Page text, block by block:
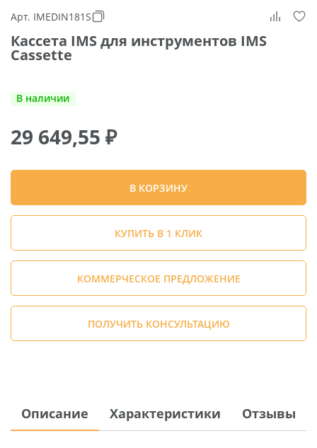
Арт. IMEDIN181S
Кассета IMS для инструментов IMS
Cassette
В наличии
29 649,55 ₽
В КОРЗИНУ
КУПИТЬ В 1 КЛИК
КОММЕРЧЕСКОЕ ПРЕДЛОЖЕНИЕ
ПОЛУЧИТЬ КОНСУЛЬТАЦИЮ
Описание Характеристики Отзывы